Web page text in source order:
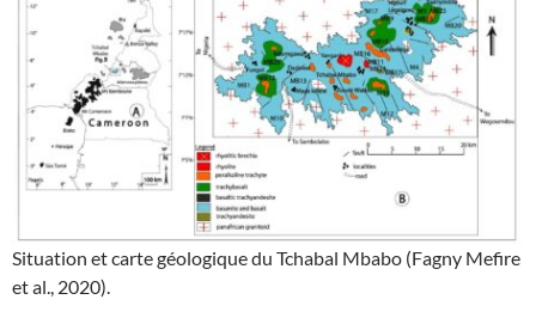
Situation et carte géologique du Tchabal Mbabo (Fagny Mefire
et al., 2020).